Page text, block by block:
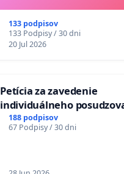
133 podpisov
133 Podpisy / 30 dni
20 Jul 2026
Petícia za zavedenie
individuálneho
zdravotnej spôsobilosti
diabetom 1. a 2. typu pri
188 podpisov
67 Podpisy / 30 dni